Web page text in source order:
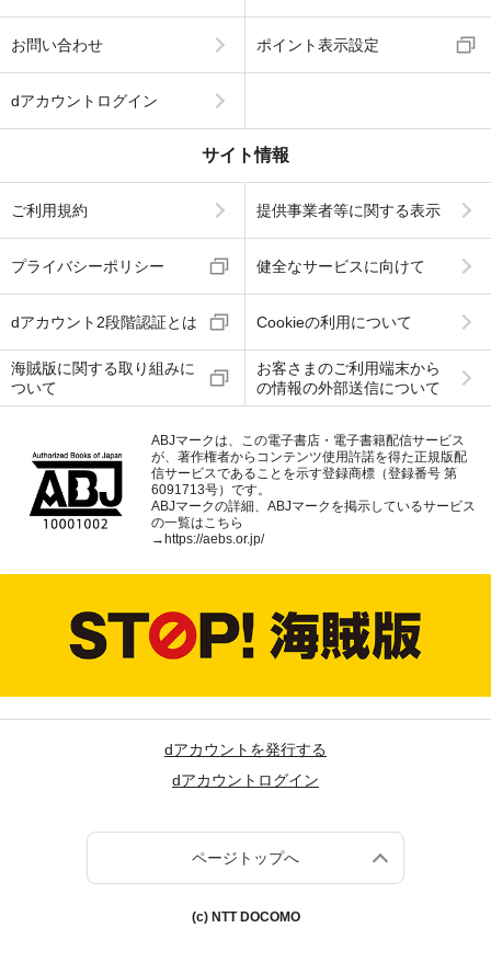
お問い合わせ ポイント表示設定
dアカウントログイン
サイト情報
ご利用規約 提供事業者等に関する表示
プライバシーポリシー 健全なサービスに向けて
dアカウント2段階認証とは Cookieの利用について
海賊版に関する取り組みに
ついて
お客さまのご利用端末から
の情報の外部送信について
ABJマークは、この電子書店・電子書籍配信サービス
が、著作権者からコンテンツ使用許諾を得た正規版配
信サービスであることを示す登録商標（登録番号 第
6091713号）です。
ABJマークの詳細、ABJマークを掲示しているサービス
の一覧はこちら
→ https://aebs.or.jp/
dアカウントを発行する
dアカウントログイン
ページトップへ
(c) NTT DOCOMO